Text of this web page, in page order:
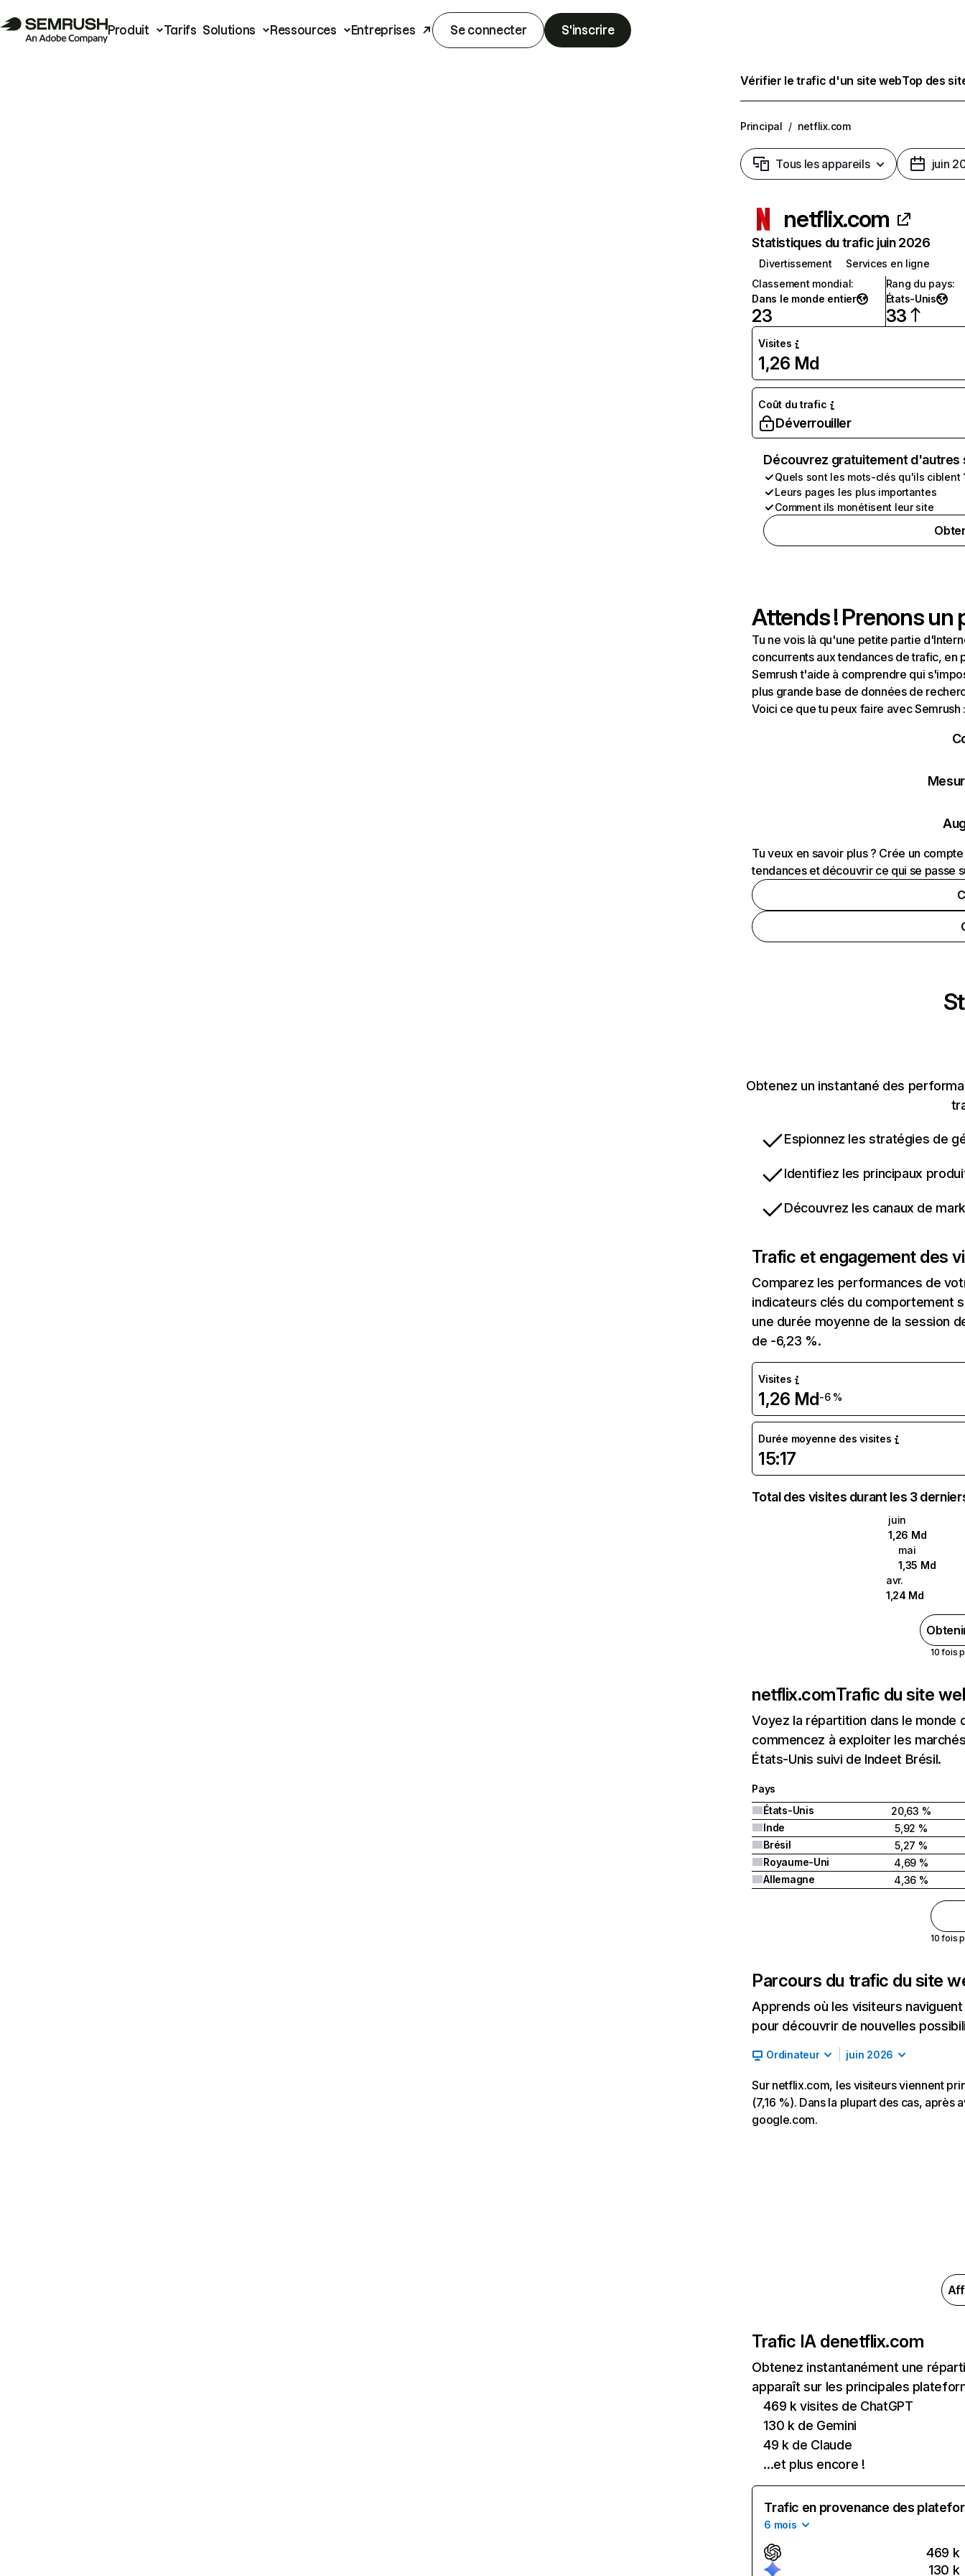
Produit Tarifs Solutions Ressources Entreprises Se connecter S'inscrire
Vérifier le trafic d'un site webTop des
Principal / netflix.com
Tous les appareils juin
netflix.com
Statistiques du trafic juin 2026
Divertissement
Services en ligne
Classement mondial:
Dans le monde entier
23
Rang du pays:
États-Unis
33
Visites
1,26 Md
Coût du trafic
Déverrouiller
Découvrez gratuitement
Quels sont les mots-clés qu'ils ciblent
Leurs pages les plus importantes
Comment ils monétisent leur site
Attends ! Prenons un
Tu ne vois là qu'une petite partie
concurrents aux tendances de trafic, en
Semrush t'aide à comprendre qui
plus grande base de données de
Voici ce que tu peux faire avec Semrush
Tu veux en savoir plus ? Crée un
tendances et découvrir ce qui se passe
Obtenez un instantané des
Espionnez les stratégies de
Identifiez les principaux
Découvrez les canaux de
Trafic et engagement des
Comparez les performances de
indicateurs clés du comportement
une durée moyenne de la session
de -6,23 %.
Visites
1,26 Md-6 %
Durée moyenne des visites
15:17
Total des visites durant les 3
juin
1,26 Md
mai
1,35 Md
avr.
1,24 Md
10 fois
netflix.comTrafic du site
Voyez la répartition dans le
commencez à exploiter les
États-Unis suivi de Indeet Brésil.
Pays
États-Unis
20,63 %
Inde
5,92 %
Brésil
5,27 %
Royaume-Uni
4,69 %
Allemagne
4,36 %
10 fois
Parcours du trafic du site
Apprends où les visiteurs
pour découvrir de nouvelles
Ordinateur juin 2026
Sur netflix.com, les visiteurs viennent
(7,16 %). Dans la plupart des cas,
google.com.
Trafic IA denetflix.com
Obtenez instantanément une
apparaît sur les principales
469 k visites de ChatGPT
130 k de Gemini
49 k de Claude
...et plus encore !
Trafic en provenance des
6 mois
469 k
130 k